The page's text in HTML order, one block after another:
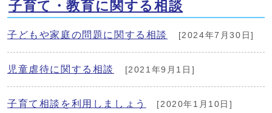
子育て・教育に関する相談
子どもや家庭の問題に関する相談 [2024年7月30日]
児童虐待に関する相談 [2021年9月1日]
子育て相談を利用しましょう [2020年1月10日]